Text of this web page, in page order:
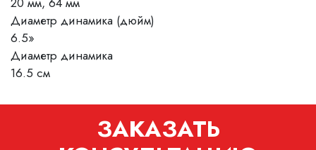
Диаметр динамика (дюйм)
6.5»
Диаметр динамика
16.5 см
ЗАКАЗАТЬ